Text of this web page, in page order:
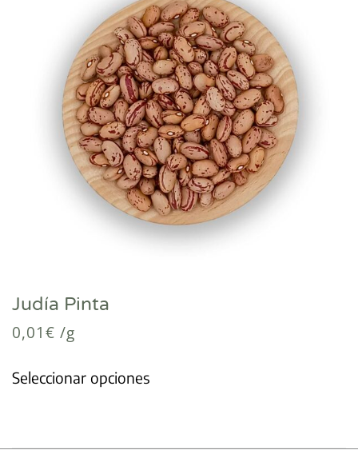
Judía Pinta
0,01€ /g
Seleccionar opciones